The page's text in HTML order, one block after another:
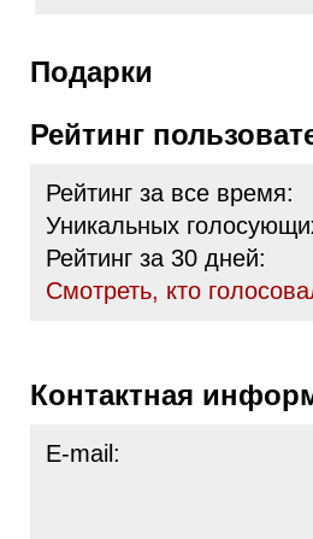
Подарки
Рейтинг
Рейтинг за все время:
Уникальных
Рейтинг за 30 дней:
Cмотреть, кто
Контактная
E-mail: